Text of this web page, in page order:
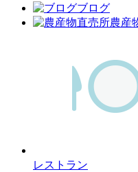
ブログ
農産
レストラン